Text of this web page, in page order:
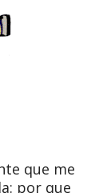
que me
por que